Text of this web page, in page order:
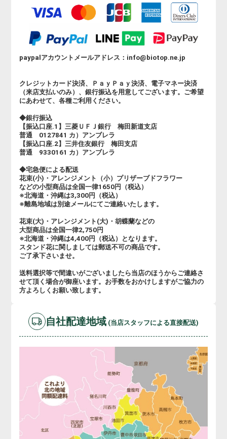
paypalアカウントメールアドレス：info@biotop.ne.jp
クレジットカード決済、ＰａｙＰａｙ決済、電子マネー決済
（来店支払いのみ）、銀行振込を用意してございます。ご希望
にあわせて、各種ご利用ください。
◆銀行振込
【振込口座.1】三菱ＵＦＪ銀行 梅田新道支店
普通 0127841 カ）アンブレラ
【振込口座.2】三井住友銀行 梅田支店
普通 9330161 カ）アンブレラ
◆宅急便による配送
花束(小)・アレンジメント（小）プリザーブドフラワー
などの小型商品は全国一律1650円（税込）
※北海道・沖縄は3,300円（税込）
※離島地域は別途メールにてご連絡いたします。
花束(大)・アレンジメント(大)・胡蝶蘭などの
大型商品は全国一律2,750円
※北海道・沖縄は4,400円（税込）となります。
スタンド花に関しましては郵送不可の商品です。
ご了承下さいませ。
送料選択等で間違いがございましたら当店のほうからご連絡さ
せて頂く場合が御座います。お手数をおかけしますがご協力の
方よろしくお願い致します。
自社配達地域 (当店スタッフによる直接配送)